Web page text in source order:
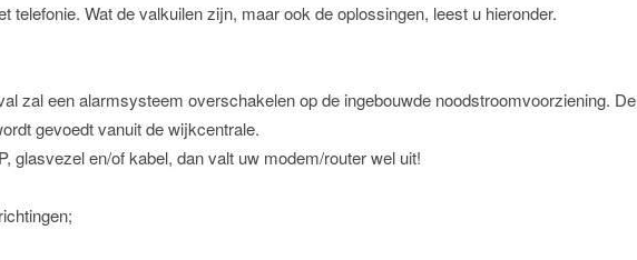
telefonie. Wat de valkuilen zijn, maar ook de oplossingen, leest u hieronder.
zal een alarmsysteem overschakelen op de ingebouwde noodstroomvoorziening.
gevoedt vanuit de wijkcentrale.
glasvezel en/of kabel, dan valt uw modem/router wel uit!